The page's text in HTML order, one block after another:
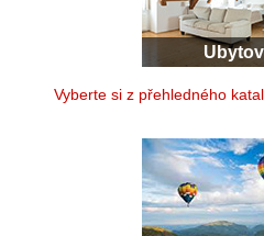
Vyberte si z přehledného